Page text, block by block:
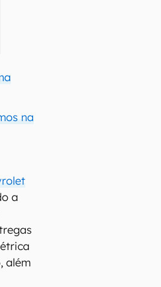
na
a
além